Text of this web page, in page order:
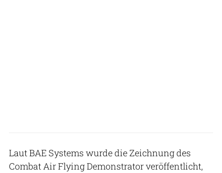
Laut BAE Systems wurde die Zeichnung des
Combat Air Flying Demonstrator veröffentlicht,